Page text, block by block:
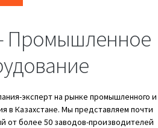
Промышленное
эксперт на рынке промышленного и
в Казахстане. Мы представляем почти
от более 50 заводов-производителей